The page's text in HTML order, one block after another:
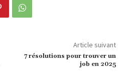
Article suivant
7 résolutions pour trouver un
job en 2025